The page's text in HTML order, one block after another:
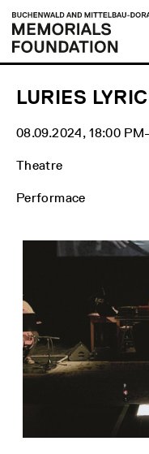
content
menu
Buchenwald
and
Mittelbau-
Dora
Memorials
LURIES
08.09.2024, 18:00
Theatre
Performace